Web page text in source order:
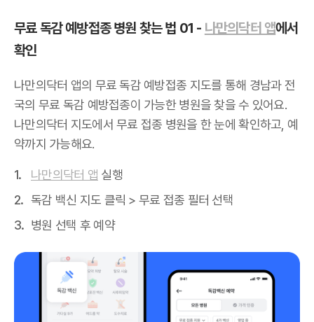
무료 독감 예방접종 병원 찾는 법 01 - 나만의닥터 앱에서
확인
나만의닥터 앱의 무료 독감 예방접종 지도를 통해 경남과 전
국의 무료 독감 예방접종이 가능한 병원을 찾을 수 있어요.
나만의닥터 지도에서 무료 접종 병원을 한 눈에 확인하고, 예
약까지 가능해요.
나만의닥터 앱 실행
독감 백신 지도 클릭 > 무료 접종 필터 선택
병원 선택 후 예약